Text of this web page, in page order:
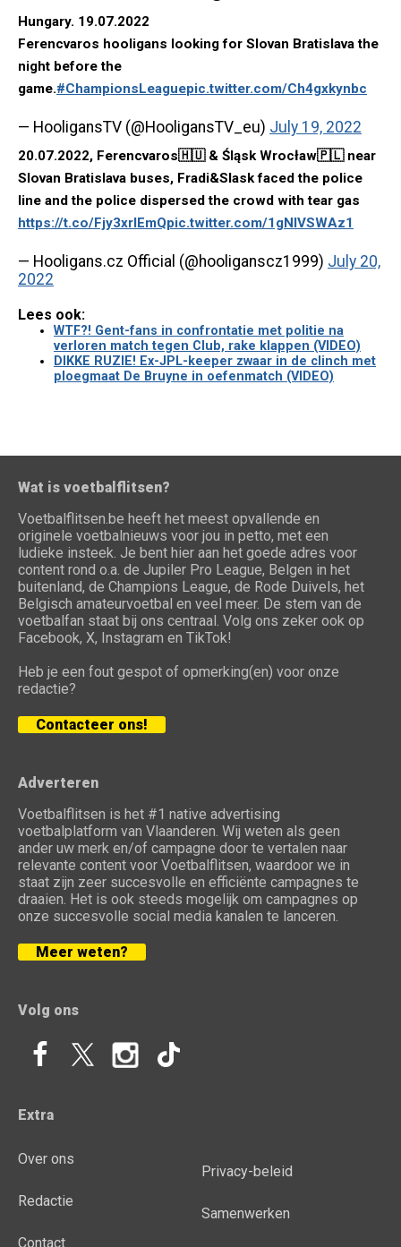
Hungary. 19.07.2022
Ferencvaros hooligans looking for Slovan Bratislava the
night before the
game.#ChampionsLeaguepic.twitter.com/Ch4gxkynbc
— HooligansTV (@HooligansTV_eu) July 19, 2022
20.07.2022, Ferencvaros🇭🇺 & Śląsk Wrocław🇵🇱 near
Slovan Bratislava buses, Fradi&Slask faced the police
line and the police dispersed the crowd with tear gas
https://t.co/Fjy3xrlEmQpic.twitter.com/1gNlVSWAz1
— Hooligans.cz Official (@hooliganscz1999) July 20,
2022
Lees ook:
WTF?! Gent-fans in confrontatie met politie na
verloren match tegen Club, rake klappen (VIDEO)
DIKKE RUZIE! Ex-JPL-keeper zwaar in de clinch met
ploegmaat De Bruyne in oefenmatch (VIDEO)
Wat is voetbalflitsen?
Voetbalflitsen.be heeft het meest opvallende en
originele voetbalnieuws voor jou in petto, met een
ludieke insteek. Je bent hier aan het goede adres voor
content rond o.a. de Jupiler Pro League, Belgen in het
buitenland, de Champions League, de Rode Duivels, het
Belgisch amateurvoetbal en veel meer. De stem van de
voetbalfan staat bij ons centraal. Volg ons zeker ook op
Facebook, X, Instagram en TikTok!
Heb je een fout gespot of opmerking(en) voor onze
redactie?
Contacteer ons!
Adverteren
Voetbalflitsen is het #1 native advertising
voetbalplatform van Vlaanderen. Wij weten als geen
ander uw merk en/of campagne door te vertalen naar
relevante content voor Voetbalflitsen, waardoor we in
staat zijn zeer succesvolle en efficiënte campagnes te
draaien. Het is ook steeds mogelijk om campagnes op
onze succesvolle social media kanalen te lanceren.
Meer weten?
Volg ons
Extra
Over ons
Redactie
Contact
Privacy-beleid
Samenwerken